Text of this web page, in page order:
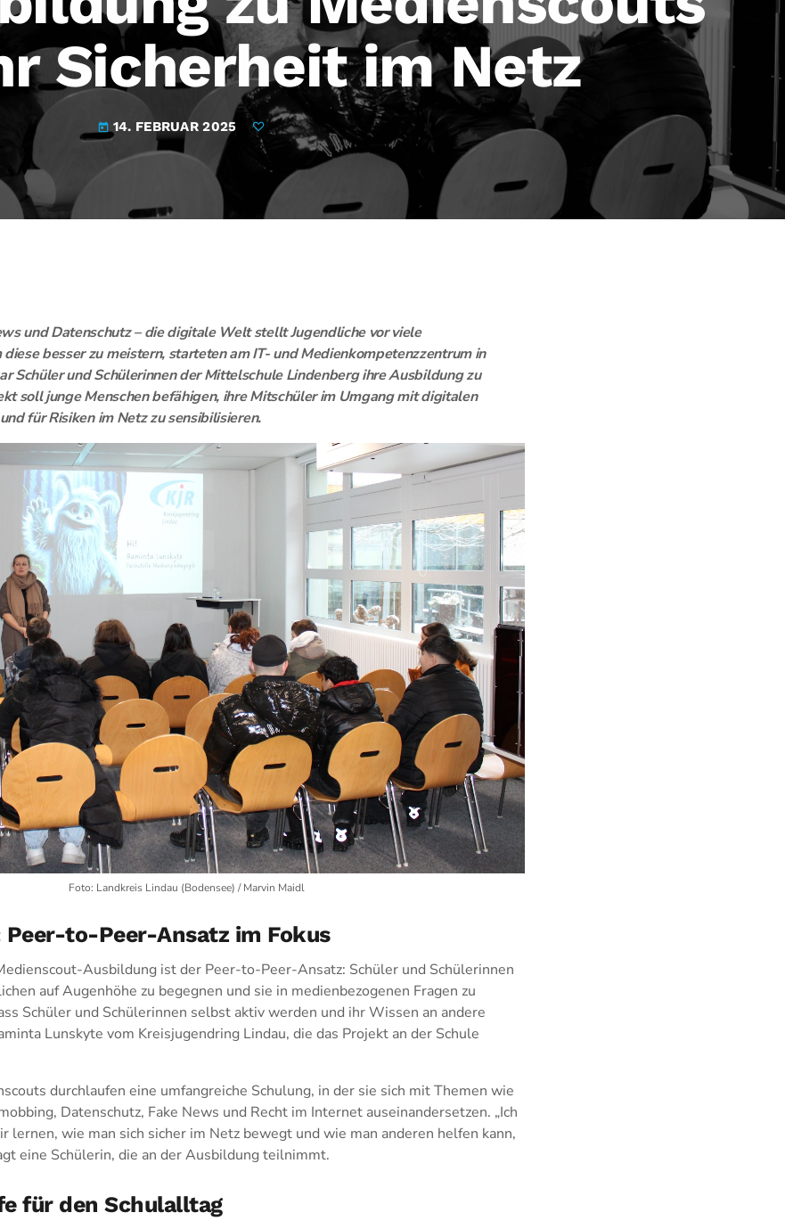
Sicherheit im Netz
today 14. FEBRUAR 2025
und Datenschutz – die digitale Welt stellt Jugendliche vor viele
besser zu meistern, starteten am IT- und Medienkompetenzzentrum in
Schüler und Schülerinnen der Mittelschule Lindenberg ihre Ausbildung zu
soll junge Menschen befähigen, ihre Mitschüler im Umgang mit digitalen
für Risiken im Netz zu sensibilisieren.
Foto: Landkreis Lindau (Bodensee) / Marvin Maidl
Peer-to-Peer-Ansatz im Fokus
Ausbildung ist der Peer-to-Peer-Ansatz: Schüler und Schülerinnen
auf Augenhöhe zu begegnen und sie in medienbezogenen Fragen zu
Schüler und Schülerinnen selbst aktiv werden und ihr Wissen an andere
Lunskyte vom Kreisjugendring Lindau, die das Projekt an der Schule
durchlaufen eine umfangreiche Schulung, in der sie sich mit Themen wie
Datenschutz, Fake News und Recht im Internet auseinandersetzen. „Ich
lernen, wie man sich sicher im Netz bewegt und wie man anderen helfen kann,
eine Schülerin, die an der Ausbildung teilnimmt.
für den Schulalltag